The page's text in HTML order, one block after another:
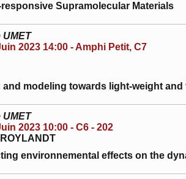
Supramolecular Materials
UMET
2023 14:00 - Amphi Petit, C7
and modeling towards light-weight
UMET
2023 10:00 - C6 - 202
environnemental effects on the